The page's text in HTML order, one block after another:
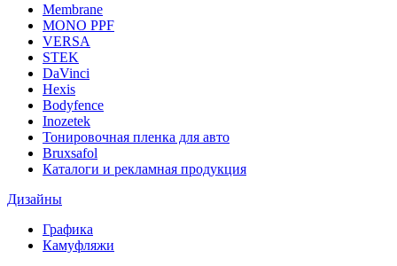
Membrane
MONO PPF
VERSA
STEK
DaVinci
Hexis
Bodyfence
Inozetek
Тонировочная пленка для авто
Bruxsafol
Каталоги и рекламная продукция
Дизайны
Графика
Камуфляжи